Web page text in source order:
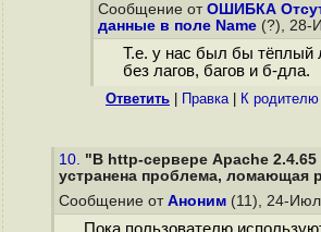
Сообщение от ОШИБКА
данные в поле Name (?), 28-
Т.е. у нас был бы тёплый
без лагов, багов и б-дла.
Ответить Правка| К родителю
10. "В http-сервере Apache 2.4.65
устранена проблема, ломающая
Сообщение от Аноним (11), 24-